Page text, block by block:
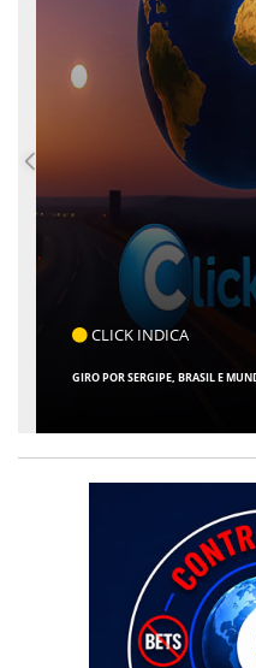
COTIDIANO
ENTRE AS CAPITAIS DO NORDESTE